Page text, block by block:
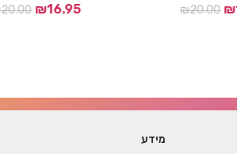
16.95 ₪16.95
מידע